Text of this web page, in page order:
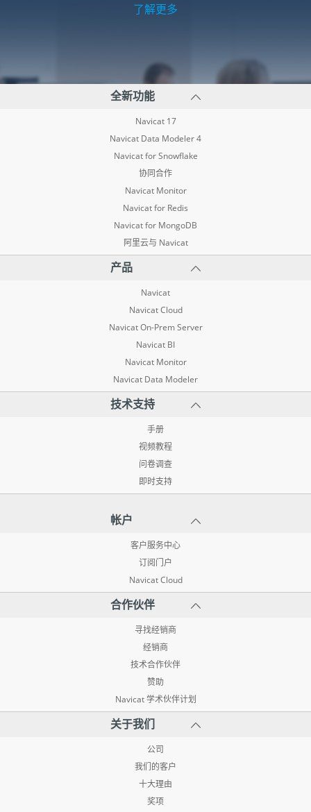
了解更多
全新功能
Navicat 17
Navicat Data Modeler 4
Navicat for Snowflake
协同合作
Navicat Monitor
Navicat for Redis
Navicat for MongoDB
阿里云与 Navicat
产品
Navicat
Navicat Cloud
Navicat On-Prem Server
Navicat BI
Navicat Monitor
Navicat Data Modeler
技术支持
手册
视频教程
问卷调查
即时支持
帐户
客户服务中心
订阅门户
Navicat Cloud
合作伙伴
寻找经销商
经销商
技术合作伙伴
赞助
Navicat 学术伙伴计划
关于我们
公司
我们的客户
十大理由
奖项